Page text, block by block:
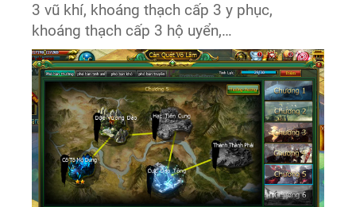
3 vũ khí, khoáng thạch cấp 3 y phục,
khoáng thạch cấp 3 hộ uyển,…